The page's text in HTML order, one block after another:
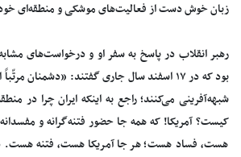
زبان خوش دست از فعالیت‌های موشکی و منطقه‌ای
رهبر انقلاب در پاسخ به سفر او و درخواست‌های
بود که در ۱۷ اسفند سال جاری گفتند: «دشمنان
شبهه‌آفرینی می‌کنند؛ راجع به اینکه ایران چرا در
کیست؟ آمریکا! که همه جا حضور فتنه‌گرانه و مفسدانه
هست، فساد هست؛ هر جا آمریکا هست، فتنه هست.